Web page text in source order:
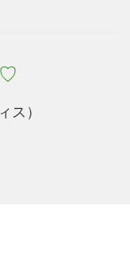
♡
ス）